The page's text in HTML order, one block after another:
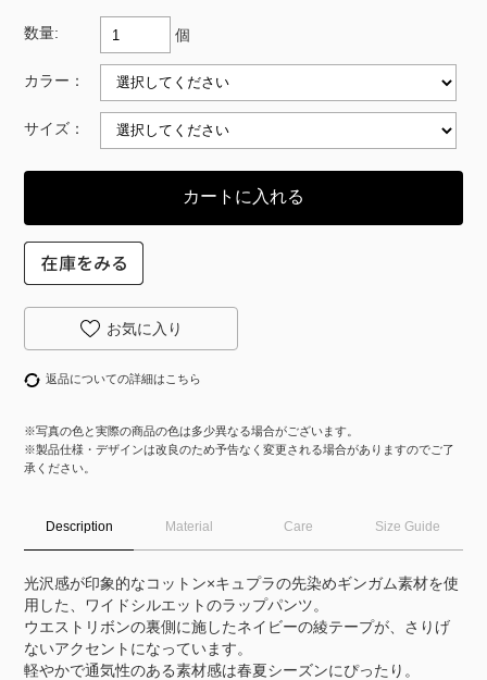
カラー：
サイズ：
数量: 個
返品についての詳細はこちら
※写真の色と実際の商品の色は多少異なる場合がございます。
※製品仕様・デザインは改良のため予告なく変更される場合がありますのでご了
承ください。
Description Material Care Size Guide
光沢感が印象的なコットン×キュプラの先染めギンガム素材を使
用した、ワイドシルエットのラップパンツ。
ウエストリボンの裏側に施したネイビーの綾テープが、さりげ
ないアクセントになっています。
軽やかで通気性のある素材感は春夏シーズンにぴったり。